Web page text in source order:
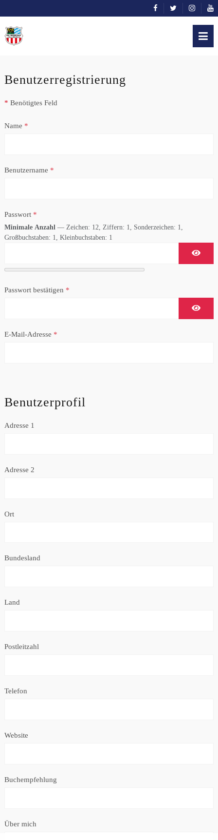
Benutzerregistrierung
* Benötigtes Feld
Name *
Benutzername *
Passwort *
Minimale Anzahl — Zeichen: 12, Ziffern: 1, Sonderzeichen: 1,
Großbuchstaben: 1, Kleinbuchstaben: 1
Passwort bestätigen *
E-Mail-Adresse *
Benutzerprofil
Adresse 1
Adresse 2
Ort
Bundesland
Land
Postleitzahl
Telefon
Website
Buchempfehlung
Über mich